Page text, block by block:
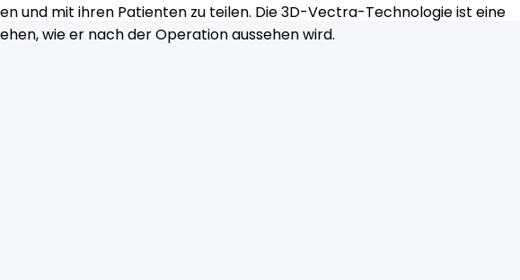
und mit ihren Patienten zu teilen. Die 3D-Vectra-Technologie ist eine
wie er nach der Operation aussehen wird.